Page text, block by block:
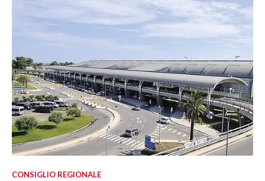
CONSIGLIO REGIONALE